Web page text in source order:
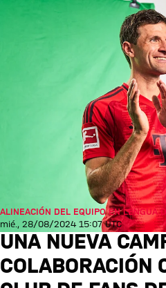
ALINEACIÓN DEL EQUIPO EN LENGUA
mié., 28/08/2024 15:07 UTC
UNA NUEVA
COLABORACIÓN